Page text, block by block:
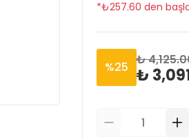
*₺257.60 den
%25 ₺
₺